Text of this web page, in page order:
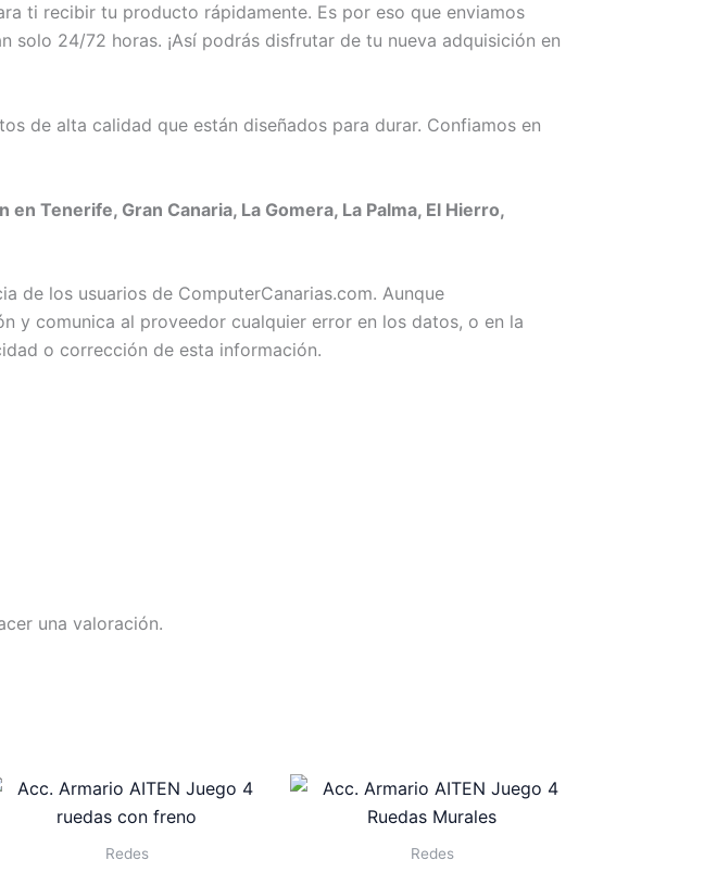
ti recibir tu producto rápidamente. Es por eso que enviamos
solo 24/72 horas. ¡Así podrás disfrutar de tu nueva adquisición en
de alta calidad que están diseñados para durar. Confiamos en
Tenerife, Gran Canaria, La Gomera, La Palma, El Hierro,
de los usuarios de ComputerCanarias.com. Aunque
y comunica al proveedor cualquier error en los datos, o en la
o corrección de esta información.
una valoración.
Redes Redes